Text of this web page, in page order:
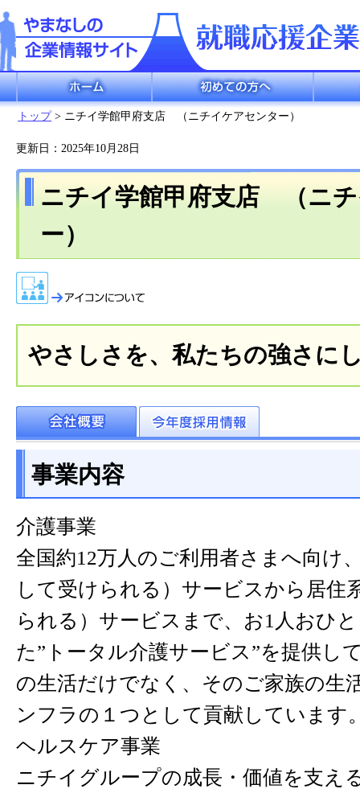
ホーム 初めての方へ 企業検索
トップ> ニチイ学館甲府支店 （ニチイケアセンター）
更新日：2025年10月28日
ニチイ学館甲府支店 （ニ
ー）
やさしさを、私たちの強さに
事業内容
介護事業
全国約12万人のご利用者さまへ向け
して受けられる）サービスから居住
られる）サービスまで、お1人おひ
た”トータル介護サービス”を提供し
の生活だけでなく、そのご家族の生
ンフラの１つとして貢献しています
ヘルスケア事業
ニチイグループの成長・価値を支え